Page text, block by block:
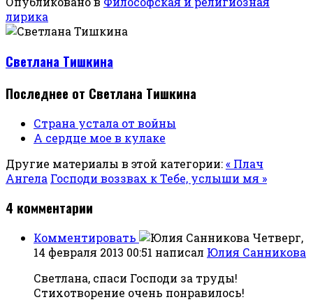
лирика
Светлана Тишкина
Последнее от Светлана Тишкина
Страна устала от войны
А сердце мое в кулаке
Другие материалы в этой категории:« Плач
Ангела Господи воззвах к Тебе, услыши мя »
4 комментарии
Комментировать
Четверг,
14 февраля 2013 00:51 написал Юлия Санникова
Светлана, спаси Господи за труды!
Стихотворение очень понравилось!